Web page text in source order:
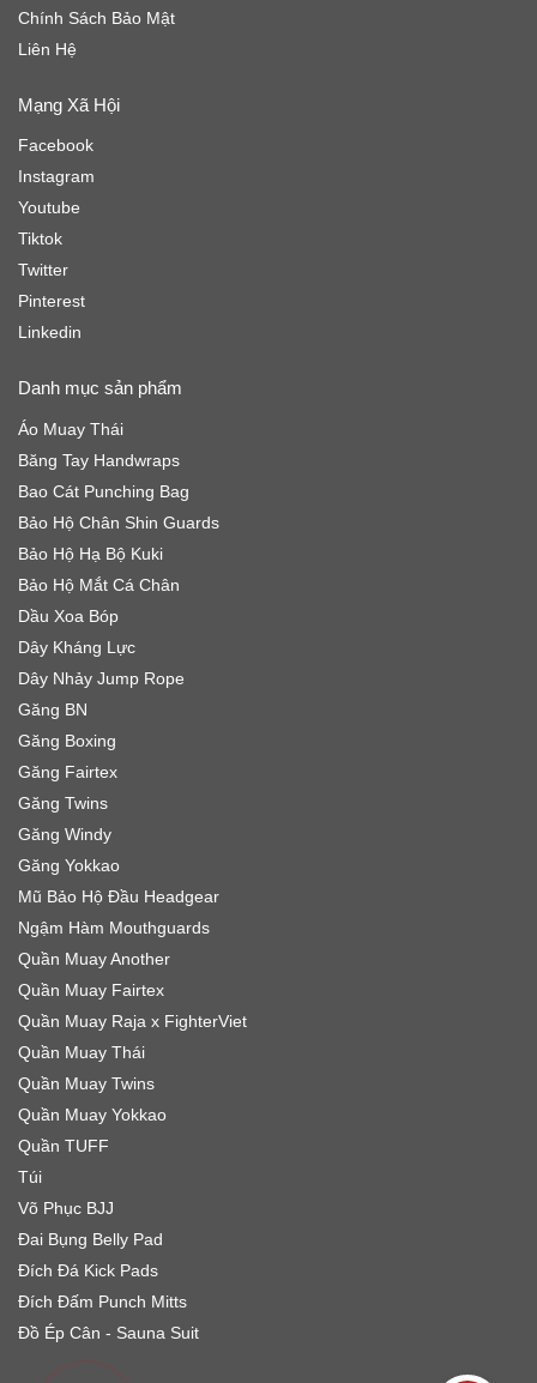
Chính Sách Bảo Mật
Liên Hệ
Mạng Xã Hội
Facebook
Instagram
Youtube
Tiktok
Twitter
Pinterest
Linkedin
Danh mục sản phẩm
Áo Muay Thái
Băng Tay Handwraps
Bao Cát Punching Bag
Bảo Hộ Chân Shin Guards
Bảo Hộ Hạ Bộ Kuki
Bảo Hộ Mắt Cá Chân
Dầu Xoa Bóp
Dây Kháng Lực
Dây Nhảy Jump Rope
Găng BN
Găng Boxing
Găng Fairtex
Găng Twins
Găng Windy
Găng Yokkao
Mũ Bảo Hộ Đầu Headgear
Ngậm Hàm Mouthguards
Quần Muay Another
Quần Muay Fairtex
Quần Muay Raja x FighterViet
Quần Muay Thái
Quần Muay Twins
Quần Muay Yokkao
Quần TUFF
Túi
Võ Phục BJJ
Đai Bụng Belly Pad
Đích Đá Kick Pads
Đích Đấm Punch Mitts
Đồ Ép Cân - Sauna Suit